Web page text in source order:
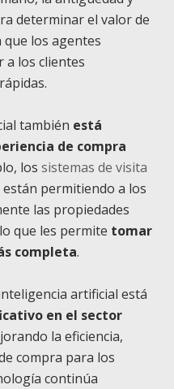
determinar el valor de
que los agentes
a los clientes
también está
de compra
los sistemas de visita
permitiendo a los
las propiedades
que les permite tomar
completa.
artificial está
en el sector
la eficiencia,
compra para los
continúa